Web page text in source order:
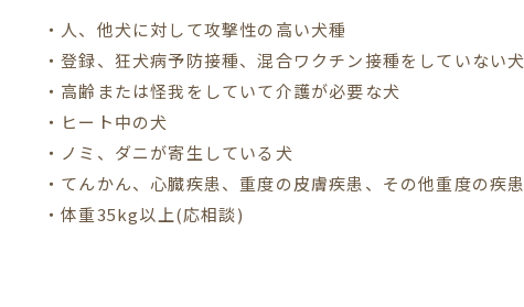
・人、他犬に対して攻撃性の高い犬種
・登録、狂犬病予防接種、混合ワクチン接種をしていない犬
・高齢または怪我をしていて介護が必要な犬
・ヒート中の犬
・ノミ、ダニが寄生している犬
・てんかん、心臓疾患、重度の皮膚疾患、その他重度の疾
・体重35kg以上(応相談)